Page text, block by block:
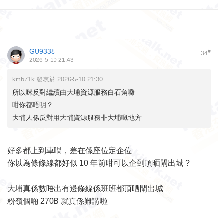
34#
GU9338
2026-5-10 21:43
kmb71k 發表於 2026-5-10 21:30
所以咪反對繼續由大埔資源服務白石角囉
咁你都唔明？
大埔人係反對用大埔資源服務非大埔嘅地方
好多都上到車喎，差在係座位定企位
你以為條條線都好似 10 年前咁可以企到頂晒閘出城 ?
大埔真係數唔出有邊條線係班班都頂晒閘出城
粉嶺個啲 270B 就真係難講啦